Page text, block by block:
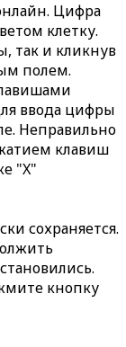
Цифра
клетку.
так и кликнув
полем.
ввода цифры
Неправильно
клавиш
"X"
сохраняется.
кнопку